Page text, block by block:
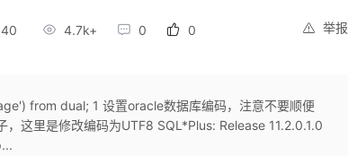
举报
4.7k+ 0 0
from dual; 1 设置oracle数据库编码，注意不要顺便
这里是修改编码为UTF8 SQL*Plus: Release 11.2.0.1.0